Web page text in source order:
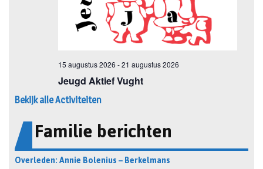
Bekijk alle Activiteiten
Familie berichten
Overleden: Annie Bolenius – Berkelmans